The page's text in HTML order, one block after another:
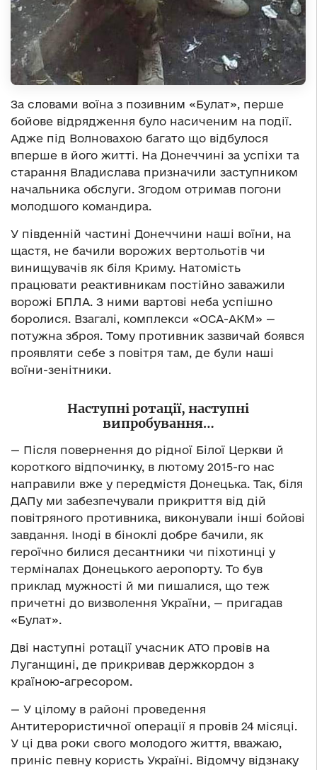
За словами воїна з позивним «Булат», перше
бойове відрядження було насиченим на події.
Адже під Волновахою багато що відбулося
вперше в його житті. На Донеччині за успіхи та
старання Владислава призначили заступником
начальника обслуги. Згодом отримав погони
молодшого командира.
У південній частині Донеччини наші воїни, на
щастя, не бачили ворожих вертольотів чи
винищувачів як біля Криму. Натомість
працювати реактивникам постійно заважили
ворожі БПЛА. З ними вартові неба успішно
боролися. Взагалі, комплекси «ОСА-АКМ» —
потужна зброя. Тому противник зазвичай боявся
проявляти себе з повітря там, де були наші
воїни-зенітники.
Наступні ротації, наступні
випробування…
— Після повернення до рідної Білої Церкви й
короткого відпочинку, в лютому 2015-го нас
направили вже у передмістя Донецька. Так, біля
ДАПу ми забезпечували прикриття від дій
повітряного противника, виконували інші бойові
завдання. Іноді в біноклі добре бачили, як
героїчно билися десантники чи піхотинці у
терміналах Донецького аеропорту. То був
приклад мужності й ми пишалися, що теж
причетні до визволення України, — пригадав
«Булат».
Дві наступні ротації учасник АТО провів на
Луганщині, де прикривав держкордон з
країною-агресором.
— У цілому в районі проведення
Антитерористичної операції я провів 24 місяці.
У ці два роки свого молодого життя, вважаю,
приніс певну користь Україні. Відомчу відзнаку